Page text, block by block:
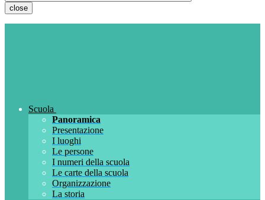
close
Scuola
Panoramica
Presentazione
I luoghi
Le persone
I numeri della scuola
Le carte della scuola
Organizzazione
La storia